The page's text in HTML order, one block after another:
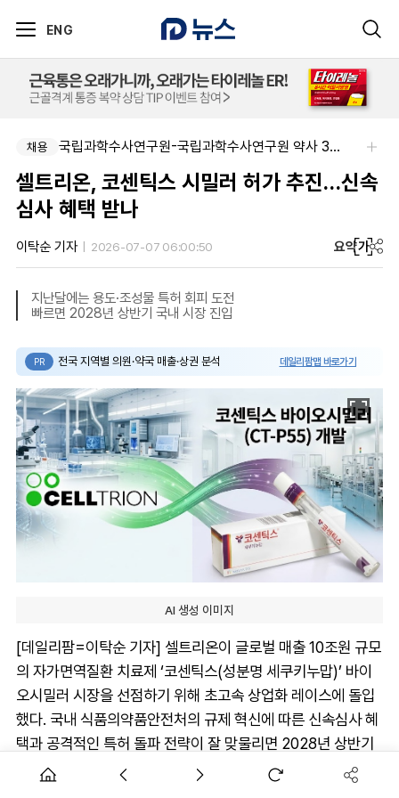
ENG
채용 국립과학수사연구원-국립과학수사연구원 약사 3명 채용
셀트리온, 코센틱스 시밀러 허가 추진…신속
심사 혜택 받나
이탁순 기자 2026-07-07 06:00:50 요약가
지난달에는 용도·조성물 특허 회피 도전
빠르면 2028년 상반기 국내 시장 진입
PR 전국 지역별 의원·약국 매출·상권 분석 데일리팜맵 바로가기
AI 생성 이미지
[데일리팜=이탁순 기자] 셀트리온이 글로벌 매출 10조원 규모
의 자가면역질환 치료제 ‘코센틱스(성분명 세쿠키누맙)’ 바이
오시밀러 시장을 선점하기 위해 초고속 상업화 레이스에 돌입
했다. 국내 식품의약품안전처의 규제 혁신에 따른 신속심사 혜
택과 공격적인 특허 돌파 전략이 잘 맞물리면 2028년 상반기
출시 가능성도 점쳐진다.